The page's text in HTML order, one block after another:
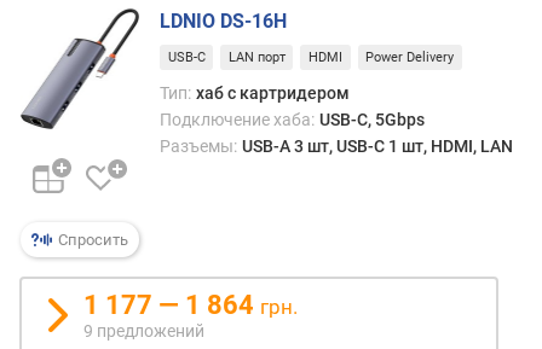
Спросить
LDNIO DS-16H
USB-C LAN порт HDMI Power Delivery
Тип: хаб с картридером
Подключение хаба: USB-C, 5Gbps
Разъемы: USB-A 3 шт, USB-C 1 шт, HDMI, LAN
1 177 — 1 864 грн.
9 предложений